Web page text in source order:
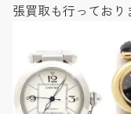
張買取も行っており